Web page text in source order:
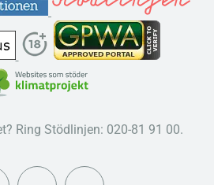
Ring Stödlinjen: 020-81 91 00.